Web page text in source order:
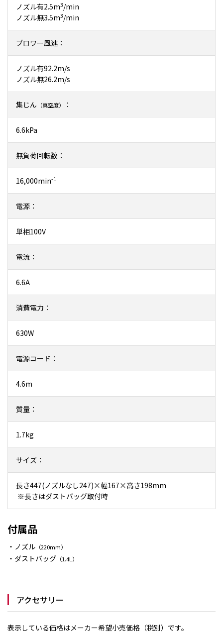
ノズル有2.5m3/min
ノズル無3.5m3/min
ブロワー風速：
ノズル有92.2m/s
ノズル無26.2m/s
集じん （真空度） ：
6.6kPa
無負荷回転数：
16,000min-1
電源：
単相100V
電流：
6.6A
消費電力：
630W
電源コード：
4.6m
質量：
1.7kg
サイズ：
長さ447(ノズルなし247)×幅167×高さ198mm
※長さはダストバッグ取付時
付属品
・ノズル （220mm）
・ダストバッグ （1.4L）
アクセサリー
表示している価格はメーカー希望小売価格（税別）です。